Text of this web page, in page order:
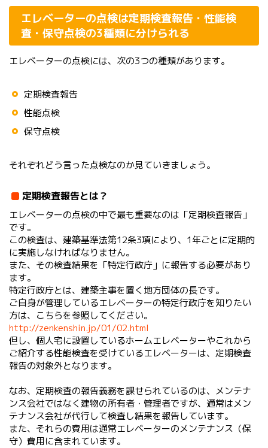
エレベーターの点検は定期検査報告・性能検
査・保守点検の3種類に分けられる
エレベーターの点検には、次の3つの種類があります。
定期検査報告
性能点検
保守点検
それぞれどう言った点検なのか見ていきましょう。
定期検査報告とは？
エレベーターの点検の中で最も重要なのは「定期検査報告」
です。
この検査は、建築基準法第12条3項により、1年ごとに定期的
に実施しなければなりません。
また、その検査結果を「特定行政庁」に報告する必要があり
ます。
特定行政庁とは、建築主事を置く地方団体の長です。
ご自身が管理しているエレベーターの特定行政庁を知りたい
方は、こちらを参照してください。
http://zenkenshin.jp/01/02.html
但し、個人宅に設置しているホームエレベーターやこれから
ご紹介する性能検査を受けているエレベーターは、定期検査
報告の対象外となります。
なお、定期検査の報告義務を課せられているのは、メンテナ
ンス会社ではなく建物の所有者・管理者ですが、通常はメン
テナンス会社が代行して検査し結果を報告しています。
また、それらの費用は通常エレベーターのメンテナンス（保
守）費用に含まれています。